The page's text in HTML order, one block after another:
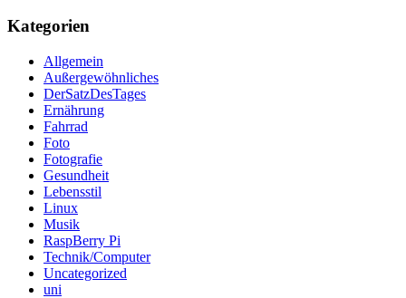
Kategorien
Allgemein
Außergewöhnliches
DerSatzDesTages
Ernährung
Fahrrad
Foto
Fotografie
Gesundheit
Lebensstil
Linux
Musik
RaspBerry Pi
Technik/Computer
Uncategorized
uni